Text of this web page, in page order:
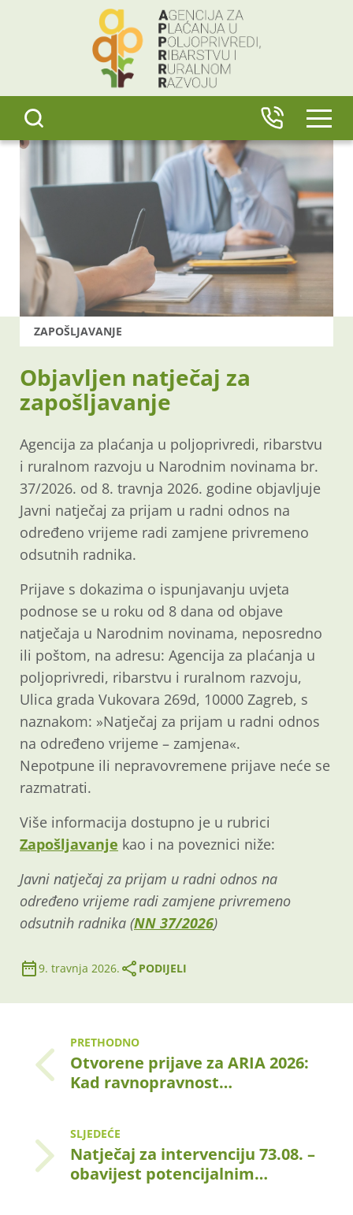
ZAPOŠLJAVANJE
Objavljen natječaj za
zapošljavanje
Agencija za plaćanja u poljoprivredi, ribarstvu
i ruralnom razvoju u Narodnim novinama br.
37/2026. od 8. travnja 2026. godine objavljuje
Javni natječaj za prijam u radni odnos na
određeno vrijeme radi zamjene privremeno
odsutnih radnika.
Prijave s dokazima o ispunjavanju uvjeta
podnose se u roku od 8 dana od objave
natječaja u Narodnim novinama, neposredno
ili poštom, na adresu: Agencija za plaćanja u
poljoprivredi, ribarstvu i ruralnom razvoju,
Ulica grada Vukovara 269d, 10000 Zagreb, s
naznakom: »Natječaj za prijam u radni odnos
na određeno vrijeme – zamjena«.
Nepotpune ili nepravovremene prijave neće se
razmatrati.
Više informacija dostupno je u rubrici
Zapošljavanje kao i na poveznici niže:
Javni natječaj za prijam u radni odnos na
određeno vrijeme radi zamjene privremeno
odsutnih radnika (NN 37/2026)
9. travnja 2026. PODIJELI
PRETHODNO
Otvorene prijave za ARIA 2026:
Kad ravnopravnost…
SLJEDEĆE
Natječaj za intervenciju 73.08. –
obavijest potencijalnim…